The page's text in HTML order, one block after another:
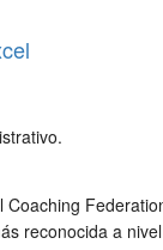
Coaching
reconocida a